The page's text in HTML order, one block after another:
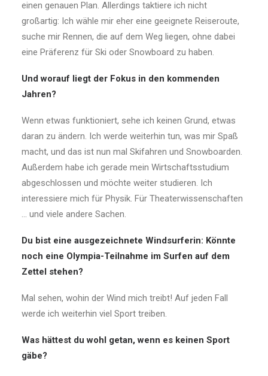
einen genauen Plan. Allerdings taktiere ich nicht
großartig: Ich wähle mir eher eine geeignete Reiseroute,
suche mir Rennen, die auf dem Weg liegen, ohne dabei
eine Präferenz für Ski oder Snowboard zu haben.
Und worauf liegt der Fokus in den kommenden
Jahren?
Wenn etwas funktioniert, sehe ich keinen Grund, etwas
daran zu ändern. Ich werde weiterhin tun, was mir Spaß
macht, und das ist nun mal Skifahren und Snowboarden.
Außerdem habe ich gerade mein Wirtschaftsstudium
abgeschlossen und möchte weiter studieren. Ich
interessiere mich für Physik. Für Theaterwissenschaften
… und viele andere Sachen.
Du bist eine ausgezeichnete Windsurferin: Könnte
noch eine Olympia-Teilnahme im Surfen auf dem
Zettel stehen?
Mal sehen, wohin der Wind mich treibt! Auf jeden Fall
werde ich weiterhin viel Sport treiben.
Was hättest du wohl getan, wenn es keinen Sport
gäbe?